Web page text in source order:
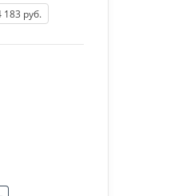
183 руб.